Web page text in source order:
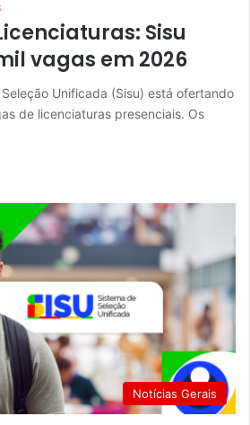
Sisu
vagas em 2026
Unificada (Sisu) está ofertando
de licenciaturas presenciais. Os
Notícias Gerais